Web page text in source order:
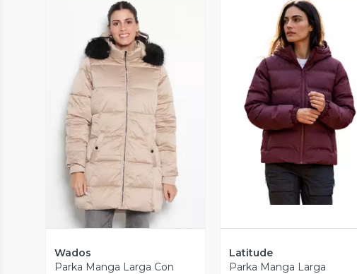
Vista Previa
Wados
Parka Manga Larga Con
Vista Previa
Latitude
Parka Manga Larga